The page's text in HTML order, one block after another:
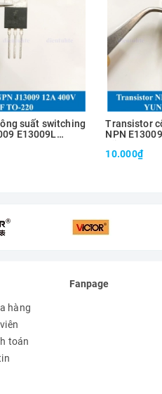
suất switching
E13009L
Transistor
NPN
10.000₫
hàng
toán
Fanpage